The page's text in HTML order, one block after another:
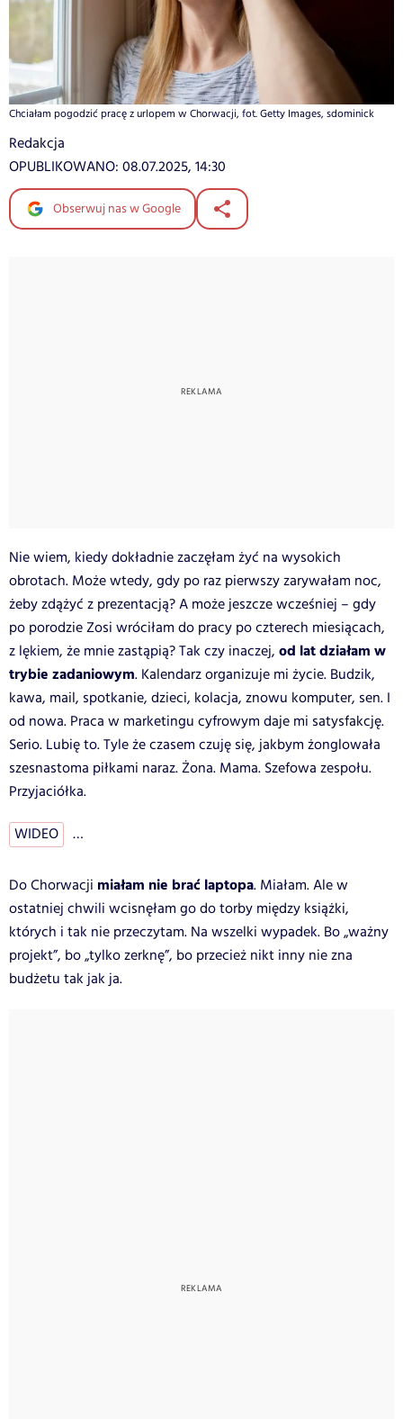
Chciałam pogodzić pracę z urlopem w Chorwacji, fot. Getty Images, sdominick
Redakcja
OPUBLIKOWANO: 08.07.2025, 14:30
Obserwuj nas w Google
Nie wiem, kiedy dokładnie zaczęłam żyć na wysokich
obrotach. Może wtedy, gdy po raz pierwszy zarywałam noc,
żeby zdążyć z prezentacją? A może jeszcze wcześniej – gdy
po porodzie Zosi wróciłam do pracy po czterech miesiącach,
z lękiem, że mnie zastąpią? Tak czy inaczej, od lat działam w
trybie zadaniowym. Kalendarz organizuje mi życie. Budzik,
kawa, mail, spotkanie, dzieci, kolacja, znowu komputer, sen. I
od nowa. Praca w marketingu cyfrowym daje mi satysfakcję.
Serio. Lubię to. Tyle że czasem czuję się, jakbym żonglowała
szesnastoma piłkami naraz. Żona. Mama. Szefowa zespołu.
Przyjaciółka.
WIDEO …
Do Chorwacji miałam nie brać laptopa. Miałam. Ale w
ostatniej chwili wcisnęłam go do torby między książki,
których i tak nie przeczytam. Na wszelki wypadek. Bo „ważny
projekt”, bo „tylko zerknę”, bo przecież nikt inny nie zna
budżetu tak jak ja.